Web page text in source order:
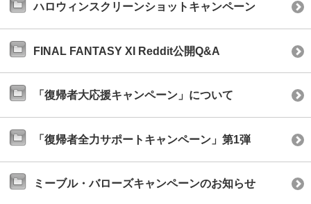
ハロウィンスクリーンショットキャンペーン
FINAL FANTASY XI Reddit公開Q&A
「復帰者大応援キャンペーン」について
「復帰者全力サポートキャンペーン」第1弾
ミーブル・バローズキャンペーンのお知らせ